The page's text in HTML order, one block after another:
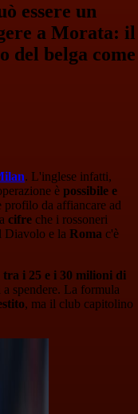
essere un
a Morata: il
del belga come
. L'inglese infatti,
è possibile e
profilo da affiancare ad
cifre che i rossoneri
Diavolo e la Roma c'è
tra i 25 e i 30 milioni di
spendere. La formula
, ma il club capitolino